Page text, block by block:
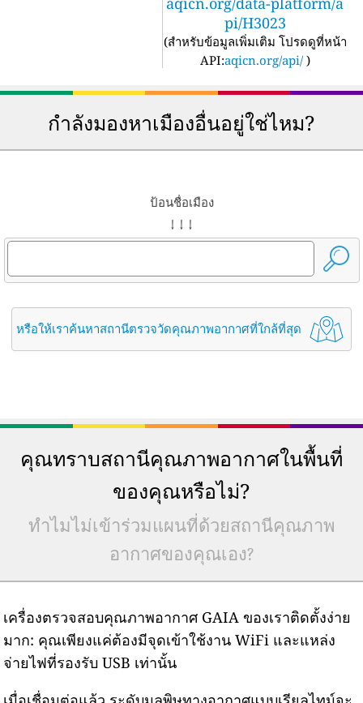
pi/H3023
(สำหรับข้อมูลเพิ่มเติม โปรดดูที่หน้า
API:aqicn.org/api/ )
กำลังมองหาเมืองอื่นอยู่ใช่ไหม?
ป้อนชื่อเมือง
↓ ↓ ↓
หรือให้เราค้นหาสถานีตรวจวัดคุณภาพอากาศที่ใกล้ที่สุด
คุณทราบสถานีคุณภาพอากาศในพื้นที่
ของคุณหรือไม่?
ทำไมไม่เข้าร่วมแผนที่ด้วยสถานีคุณภาพ
อากาศของคุณเอง?
เครื่องตรวจสอบคุณภาพอากาศ GAIA ของเราติดตั้งง่าย
มาก: คุณเพียงแค่ต้องมีจุดเข้าใช้งาน WiFi และแหล่ง
จ่ายไฟที่รองรับ USB เท่านั้น